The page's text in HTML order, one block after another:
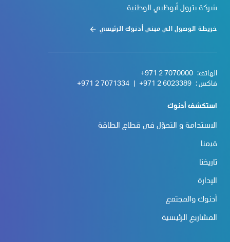
شركة بترول أبوظبي الوطنية
خريطة الوصول الى مبنى أدنوك الرئيسي
الهاتف: +971 2 7070000
فاكس : +971 2 6023389
+971 2 7071334
استكشف أدنوك
الاستدامة و التحوّل في قطاع الطاقة
قيمنا
تاريخنا
الإدارة
أدنوك والمجتمع
المشاريع الرئيسية